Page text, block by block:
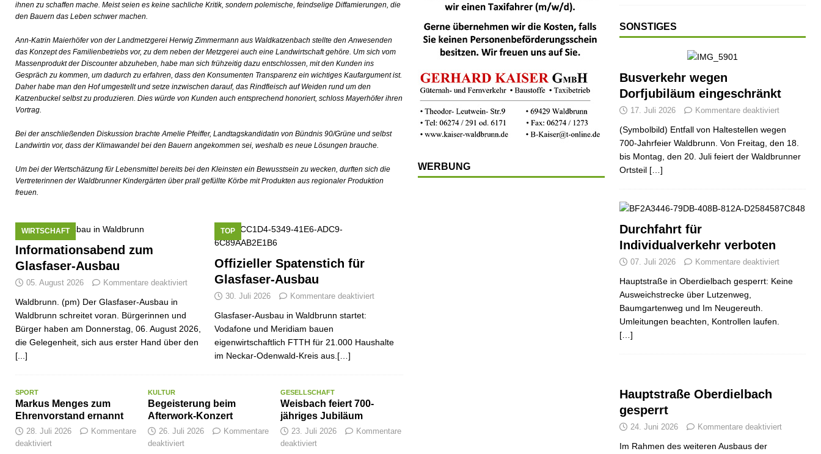
ihnen zu schaffen mache. Meist seien es keine sachliche Kritik, sondern polemische, feindselige Diffamierungen, die
den Bauern das Leben schwer machen.
Ann-Katrin Maierhöfer von der Landmetzgerei Herwig Zimmermann aus Waldkatzenbach stellte den Anwesenden
das Konzept des Familienbetriebs vor, zu dem neben der Metzgerei auch eine Landwirtschaft gehöre. Um sich vom
Massenprodukt der Discounter abzuheben, habe man sich frühzeitig dazu entschlossen, mit den Kunden ins
Gespräch zu kommen, um dadurch zu erfahren, dass den Konsumenten Transparenz ein wichtiges Kaufargument ist.
Daher habe man den Hof umgestellt und setze inzwischen darauf, das Rindfleisch auf Weiden rund um den
Katzenbuckel selbst zu produzieren. Dies würde von Kunden auch entsprechend honoriert, schloss Mayerhöfer ihren
Vortrag.
Bei der anschließenden Diskussion brachte Amelie Pfeiffer, Landtagskandidatin von Bündnis 90/Grüne und selbst
Landwirtin vor, dass der Klimawandel bei den Bauern angekommen sei, weshalb es neue Lösungen brauche.
Um bei der Wertschätzung für Lebensmittel bereits bei den Kleinsten ein Bewusstsein zu wecken, durften sich die
Vertreterinnen der Waldbrunner Kindergärten über prall gefüllte Körbe mit Produkten aus regionaler Produktion
freuen.
Informationsabend zum
Glasfaser-Ausbau
WIRTSCHAFT
05. August 2026 Kommentare deaktiviert
Waldbrunn. (pm) Der Glasfaser-Ausbau in
Waldbrunn schreitet voran. Bürgerinnen und
Bürger haben am Donnerstag, 06. August 2026,
die Gelegenheit, sich aus erster Hand über den
[...]
Offizieller Spatenstich für
Glasfaser-Ausbau
TOP
30. Juli 2026 Kommentare deaktiviert
Glasfaser-Ausbau in Waldbrunn startet:
Vodafone und Meridiam bauen
eigenwirtschaftlich FTTH für 21.000 Haushalte
im Neckar-Odenwald-Kreis aus.[…]
SPORT
Markus Menges zum
Ehrenvorstand ernannt
28. Juli 2026
Kommentare
deaktiviert
KULTUR
Begeisterung beim
Afterwork-Konzert
26. Juli 2026
Kommentare
deaktiviert
GESELLSCHAFT
Weisbach feiert 700-
jähriges Jubiläum
23. Juli 2026
Kommentare
deaktiviert
WERBUNG
SONSTIGES
Busverkehr wegen
Dorfjubiläum eingeschränkt
17. Juli 2026 Kommentare deaktiviert
(Symbolbild) Entfall von Haltestellen wegen
700-Jahrfeier Waldbrunn. Von Freitag, den 18.
bis Montag, den 20. Juli feiert der Waldbrunner
Ortsteil […]
Durchfahrt für
Individualverkehr verboten
07. Juli 2026 Kommentare deaktiviert
Hauptstraße in Oberdielbach gesperrt: Keine
Ausweichstrecke über Lutzenweg,
Baumgartenweg und Im Neugereuth.
Umleitungen beachten, Kontrollen laufen.
[…]
Hauptstraße Oberdielbach
gesperrt
24. Juni 2026 Kommentare deaktiviert
Im Rahmen des weiteren Ausbaus der